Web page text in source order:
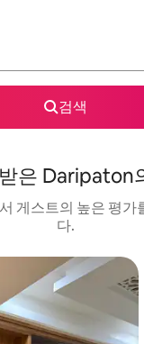
검색
은 Daripaton
게스트의 높은 평가
다.